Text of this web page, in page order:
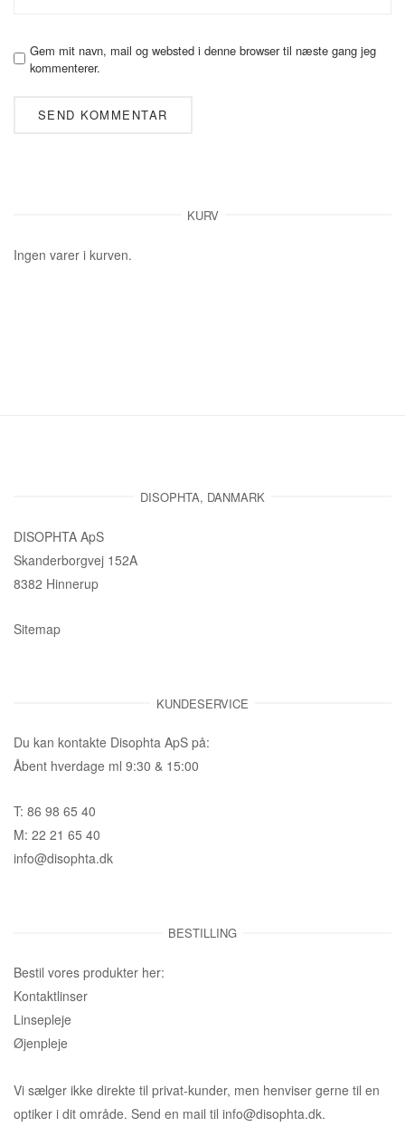
Gem mit navn, mail og websted i denne browser til næste gang jeg
kommenterer.
KURV
Ingen varer i kurven.
DISOPHTA, DANMARK
DISOPHTA ApS
Skanderborgvej 152A
8382 Hinnerup
Sitemap
KUNDESERVICE
Du kan kontakte Disophta ApS på:
Åbent hverdage ml 9:30 & 15:00
T: 86 98 65 40
M: 22 21 65 40
info@disophta.dk
BESTILLING
Bestil vores produkter her:
Kontaktlinser
Linsepleje
Øjenpleje
Vi sælger ikke direkte til privat-kunder, men henviser gerne til en
optiker i dit område. Send en mail til info@disophta.dk.